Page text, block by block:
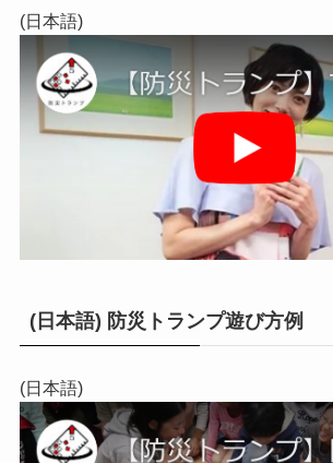
(日本語)
(日本語) 防災トランプ遊び方例
(日本語)